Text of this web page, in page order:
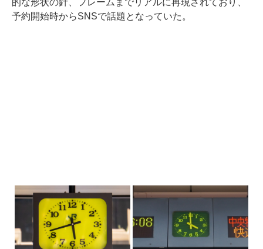
的な形状の針、フレームまでリアルに再現されており、
予約開始時からSNSで話題となっていた。